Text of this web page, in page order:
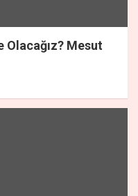
Olacağız? Mesut